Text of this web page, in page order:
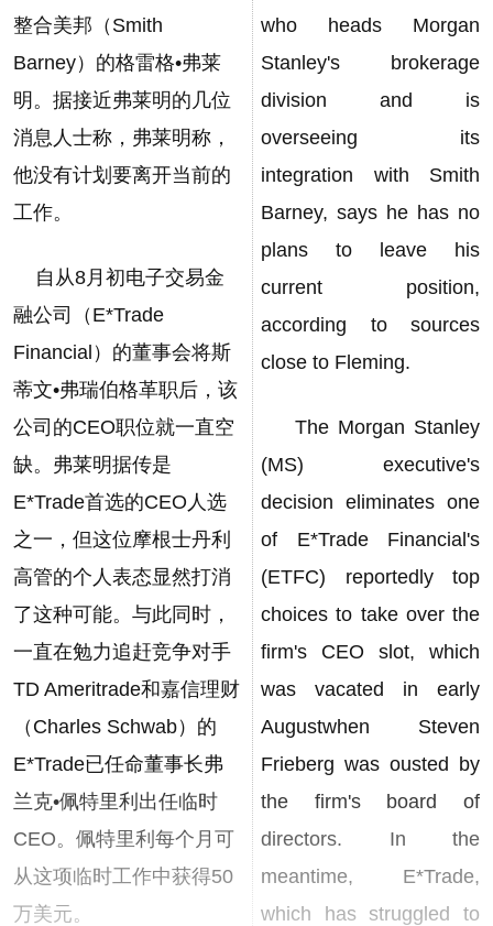
整合美邦（Smith
Barney）的格雷格•弗莱
明。据接近弗莱明的几位
消息人士称，弗莱明称，
他没有计划要离开当前的
工作。
自从8月初电子交易金
融公司（E*Trade
Financial）的董事会将斯
蒂文•弗瑞伯格革职后，该
公司的CEO职位就一直空
缺。弗莱明据传是
E*Trade首选的CEO人选
之一，但这位摩根士丹利
高管的个人表态显然打消
了这种可能。与此同时，
一直在勉力追赶竞争对手
TD Ameritrade和嘉信理财
（Charles Schwab）的
E*Trade已任命董事长弗
兰克•佩特里利出任临时
CEO。佩特里利每个月可
从这项临时工作中获得50
万美元。
who heads Morgan
Stanley's brokerage
division and is
overseeing its
integration with Smith
Barney, says he has no
plans to leave his
current position,
according to sources
close to Fleming.
The Morgan Stanley
(MS) executive's
decision eliminates one
of E*Trade Financial's
(ETFC) reportedly top
choices to take over the
firm's CEO slot, which
was vacated in early
Augustwhen Steven
Frieberg was ousted by
the firm's board of
directors. In the
meantime, E*Trade,
which has struggled to